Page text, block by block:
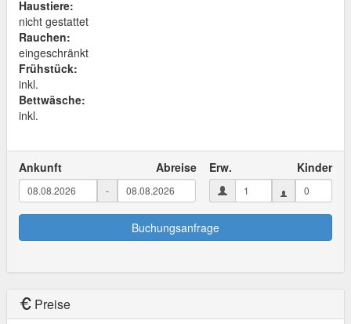
Haustiere:
nicht gestattet
Rauchen:
eingeschränkt
Frühstück:
inkl.
Bettwäsche:
inkl.
Ankunft Abreise
-
Erw. Kinder
Buchungsanfrage
Preise